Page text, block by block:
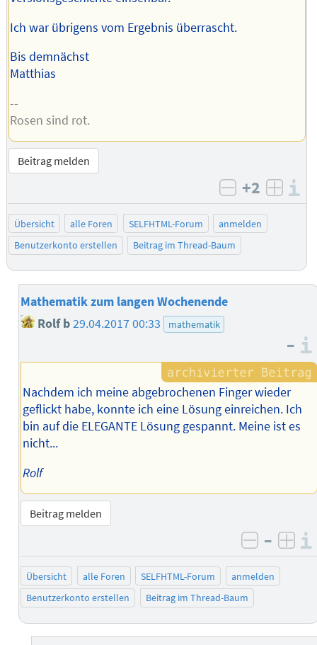
Ich war übrigens vom Ergebnis überrascht.
Bis demnächst
Matthias
--
Rosen sind rot.
Beitrag melden
negativ
+2
Übersicht alle Foren SELFHTML-Forum
anmelden
Benutzerkonto erstellen
Beitrag im Thread-Baum
Mathematik zum langen Wochenende
Rolf b29.04.2017 00:33 mathematik
–
Nachdem ich meine abgebrochenen Finger wieder
geflickt habe, konnte ich eine Lösung einreichen. Ich
bin auf die ELEGANTE Lösung gespannt. Meine ist es
nicht...
Rolf
Beitrag melden
negativ
–
Übersicht alle Foren SELFHTML-Forum
anmelden
Benutzerkonto erstellen
Beitrag im Thread-Baum